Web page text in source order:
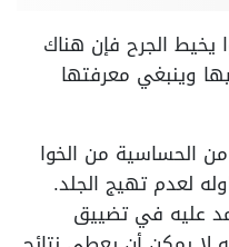
يخيط الجرح فإن هناك
وينبغي معرفتها
الحساسية من الخوا
لعدم تهيج الجلد.
عليه في تضييق